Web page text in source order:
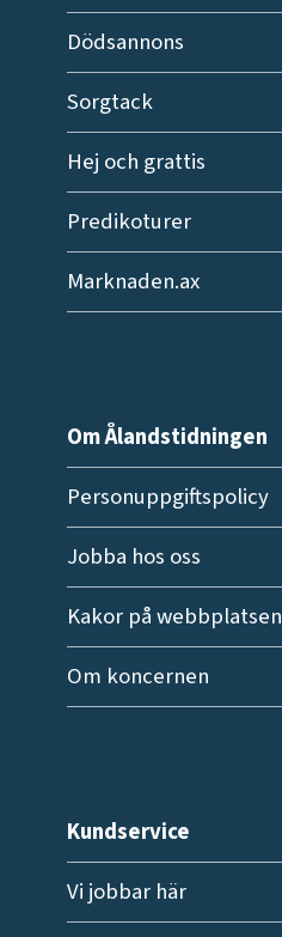
Dödsannons
Sorgtack
Hej och grattis
Predikoturer
Marknaden.ax
Om Ålandstidningen
Personuppgiftspolicy
Jobba hos oss
Kakor på webbplatsen
Om koncernen
Kundservice
Vi jobbar här